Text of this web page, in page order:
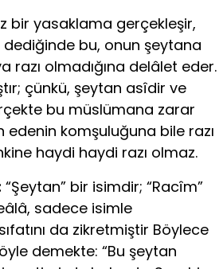
bir yasaklama gerçekleşir,
dediğinde bu, onun şeytana
razı olmadığına delâlet eder.
çünkü, şeytan asîdir ve
bu müslümana zarar
edenin komşuluğuna bile razı
haydi haydi razı olmaz.
“Şeytan” bir isimdir; “Racîm”
sadece isimle
da zikretmiştir Böylece
demekte: “Bu şeytan